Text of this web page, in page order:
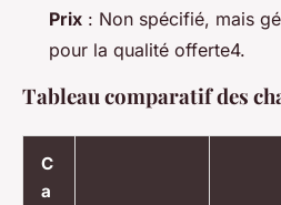
Prix : Non spécifié, mais
pour la qualité offerte4.
Tableau comparatif des
C
a